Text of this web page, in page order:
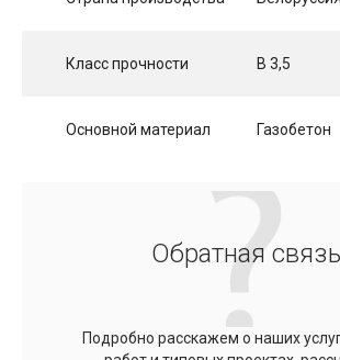
Класс прочности B 3,5
Основной материал Газобетон
Обратная связь
Подробно расскажем о наших